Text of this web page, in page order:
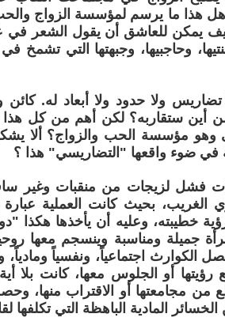
هل هذا ما يرسم لمؤسسة الزواج
يمكن للعاشق أن يقول الشعر في
وحاجبيها، وجبهتها التي تشمخ
ولا حدود ولا أبعاد له.
أين ستقاربه؟ لكن أهم من كل
وهو مؤسسة الحب والزواج؟ ألا
في ضوء واقعها "التضاريسي" هذا ؟
فشل لزيجات من منقبات وغير
الغريب، بحيث كانت العملية
خطيبته، وعليه أن يأخذها هكذا
ومناسبة وينسجم معها
الكوارث اجتماعياً، ونفسياً
أو الجلوس معها، كانت بلا
مجامعتها أو الاقتراب منها،
المادية الباهظة التي تكلفها